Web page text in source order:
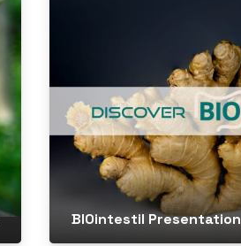
BIOintestil Presentation